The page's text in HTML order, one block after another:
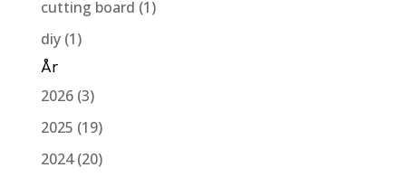
cutting board (1)
diy (1)
År
2026 (3)
2025 (19)
2024 (20)